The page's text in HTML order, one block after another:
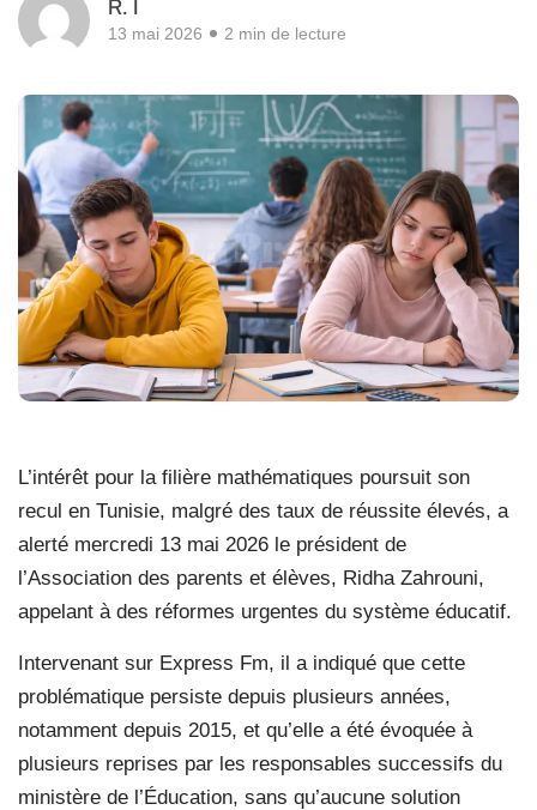
R. I
13 mai 2026 2 min de lecture
L’intérêt pour la filière mathématiques poursuit son
recul en Tunisie, malgré des taux de réussite élevés, a
alerté mercredi 13 mai 2026 le président de
l’Association des parents et élèves, Ridha Zahrouni,
appelant à des réformes urgentes du système éducatif.
Intervenant sur Express Fm, il a indiqué que cette
problématique persiste depuis plusieurs années,
notamment depuis 2015, et qu’elle a été évoquée à
plusieurs reprises par les responsables successifs du
ministère de l’Éducation, sans qu’aucune solution